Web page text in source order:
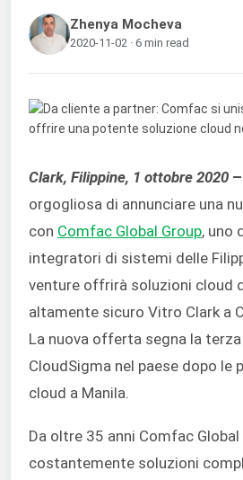
Zhenya Mocheva
2020-11-02 · 6 min read
Clark, Filippine, 1 ottobre 2020 –
orgogliosa di annunciare una
con Comfac Global Group, uno
integratori di sistemi delle
venture offrirà soluzioni cloud
altamente sicuro Vitro Clark a
La nuova offerta segna la
CloudSigma nel paese dopo le
cloud a Manila.
Da oltre 35 anni Comfac
costantemente soluzioni